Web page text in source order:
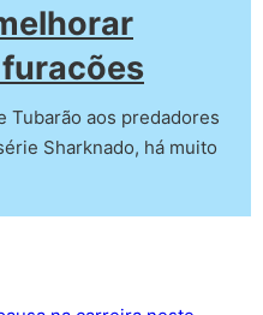
Tubarão aos predadores
Sharknado, há muito